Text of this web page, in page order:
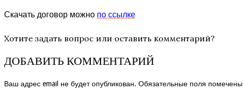
Скачать договор можно по ссылке
Хотите задать вопрос или оставить комментарий?
ДОБАВИТЬ КОММЕНТАРИЙ
Ваш адрес email не будет опубликован. Обязательные поля помечены